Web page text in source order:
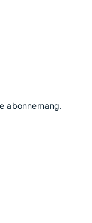
abonnemang.